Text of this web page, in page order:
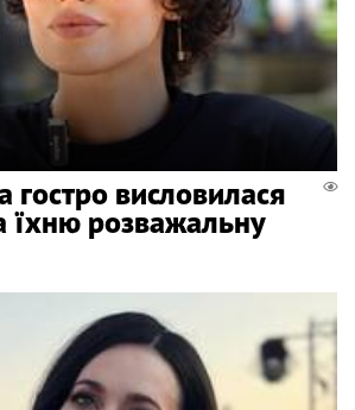
гостро висловилася
їхню розважальну